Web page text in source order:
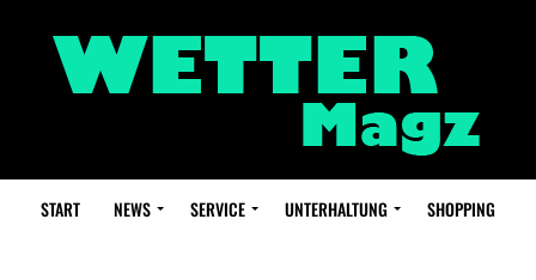
START NEWS SERVICE UNTERHALTUNG SHOPPING